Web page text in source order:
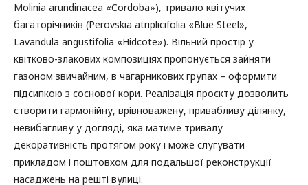
Molinia arundinacea «Cordoba»), тривало квітучих
багаторічників (Perovskia atriplicifolia «Blue Steel»,
Lavandula angustifolia «Hidcote»). Вільний простір у
квітково-злакових композиціях пропонується зайняти
газоном звичайним, в чагарникових групах – оформити
підсипкою з соснової кори. Реалізація проєкту дозволить
створити гармонійну, врівноважену, привабливу ділянку,
невибагливу у догляді, яка матиме тривалу
декоративність протягом року і може слугувати
прикладом і поштовхом для подальшої реконструкції
насаджень на решті вулиці.